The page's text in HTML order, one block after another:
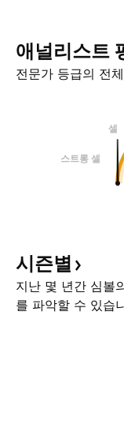
애널리스트
전문가 등급의 전
셀
스트롱 셀
시즌별
지난 몇 년간 심볼
를 파악할 수 있습